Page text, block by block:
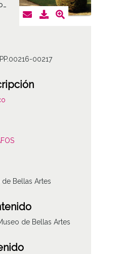
00217
Bellas Artes
de Bellas Artes